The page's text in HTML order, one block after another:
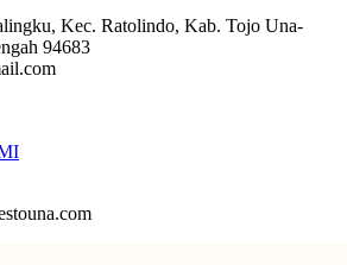
Kec. Ratolindo, Kab. Tojo Una-
94683